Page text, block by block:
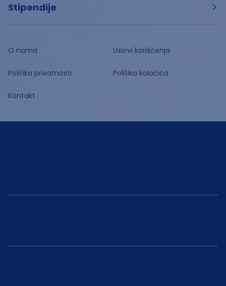
Stipendije
O nama Uslovi korišćenja
Politika privatnosti Politika kolačića
Kontakt